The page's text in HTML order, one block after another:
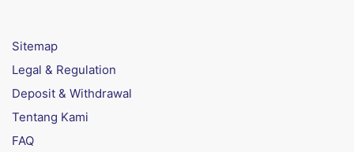
Sitemap
Legal & Regulation
Deposit & Withdrawal
Tentang Kami
FAQ